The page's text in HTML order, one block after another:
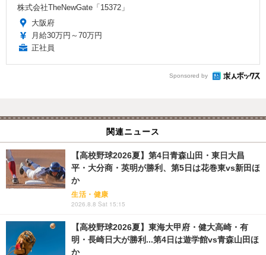
株式会社TheNewGate「15372」
大阪府
月給30万円～70万円
正社員
Sponsored by
関連ニュース
【高校野球2026夏】第4日青森山田・東日大昌
平・大分商・英明が勝利、第5日は花巻東vs新田ほ
か
生活・健康
2026.8.8 Sat 15:15
【高校野球2026夏】東海大甲府・健大高崎・有
明・長崎日大が勝利...第4日は遊学館vs青森山田ほ
か